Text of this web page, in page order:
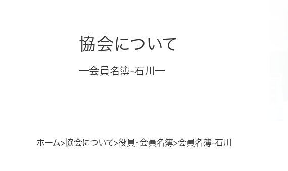
協会について
会員名簿-石川
ホーム 協会について 役員・会員名簿 会員名簿-石川